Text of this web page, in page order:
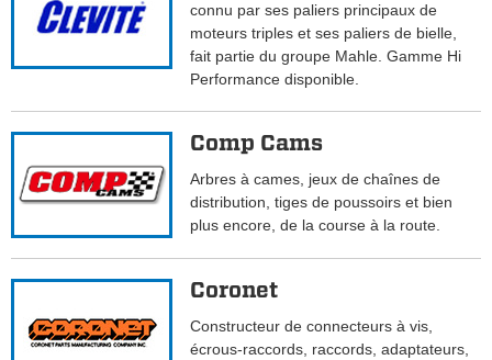
connu par ses paliers principaux de
moteurs triples et ses paliers de bielle,
fait partie du groupe Mahle. Gamme Hi
Performance disponible.
Comp Cams
Arbres à cames, jeux de chaînes de
distribution, tiges de poussoirs et bien
plus encore, de la course à la route.
Coronet
Constructeur de connecteurs à vis,
écrous-raccords, raccords, adaptateurs,